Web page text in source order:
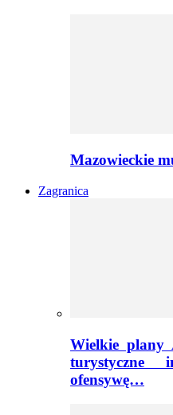
Mazowieckie
Zagranica
Wielkie plany
turystyczne
ofensywę…